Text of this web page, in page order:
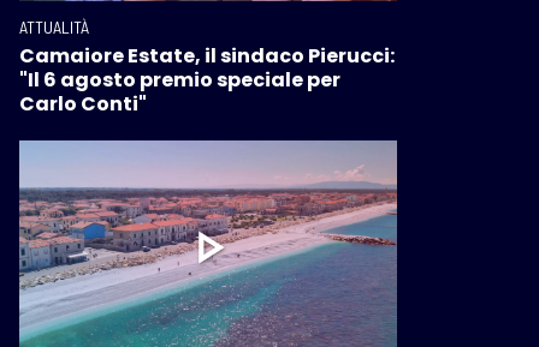
ATTUALITÀ
Camaiore Estate, il sindaco Pierucci:
"Il 6 agosto premio speciale per
Carlo Conti"